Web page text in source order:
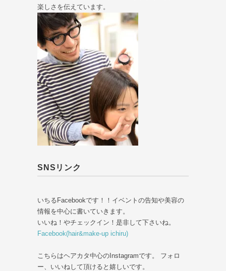
楽しさを伝えています。
SNSリンク
いちるFacebookです！！イベントの告知や美容の
情報を中心に書いていきます。
いいね！やチェックイン！是非して下さいね。
Facebook(hair&make-up ichiru)
こちらはヘアカタ中心のInstagramです。 フォロ
ー、いいねして頂けると嬉しいです。